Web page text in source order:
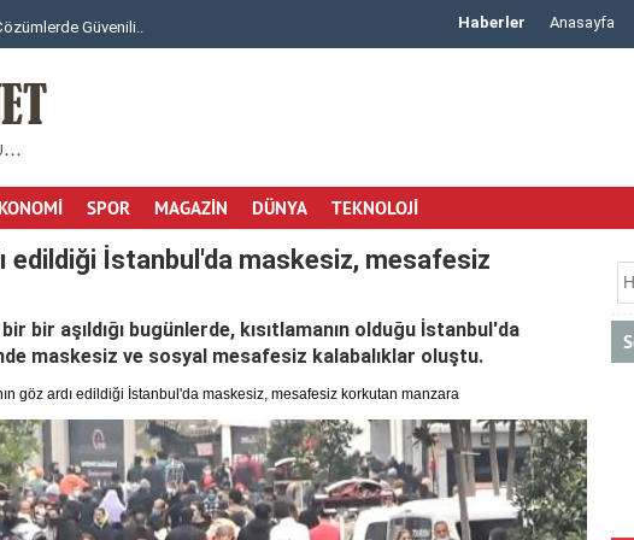
Klima Rad.. Çiçek Malzemeleri ve Buket Kağıdı Alışverişin..
Haberler Anasayfa
SPOR MAGAZİN DÜNYA TEKNOLOJİ
edildiği İstanbul'da maskesiz, mesafesiz
bir aşıldığı bugünlerde, kısıtlamanın olduğu İstanbul'da
maskesiz ve sosyal mesafesiz kalabalıklar oluştu.
göz ardı edildiği İstanbul'da maskesiz, mesafesiz korkutan manzara